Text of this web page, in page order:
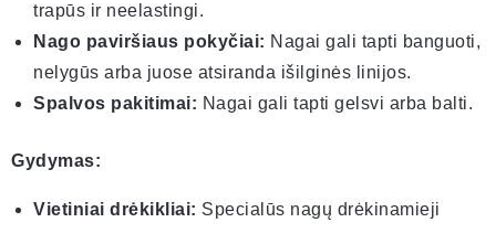
trapūs ir neelastingi.
Nago paviršiaus pokyčiai: Nagai gali tapti banguoti,
nelygūs arba juose atsiranda išilginės linijos.
Spalvos pakitimai: Nagai gali tapti gelsvi arba balti.
Gydymas:
Vietiniai drėkikliai: Specialūs nagų drėkinamieji